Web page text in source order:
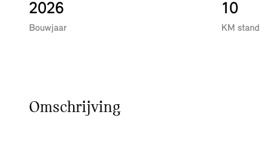
2026
Bouwjaar
10
KM stand
Omschrijving